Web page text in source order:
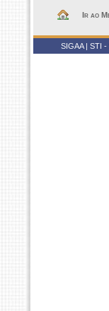
Ir ao
SIGAA | STI